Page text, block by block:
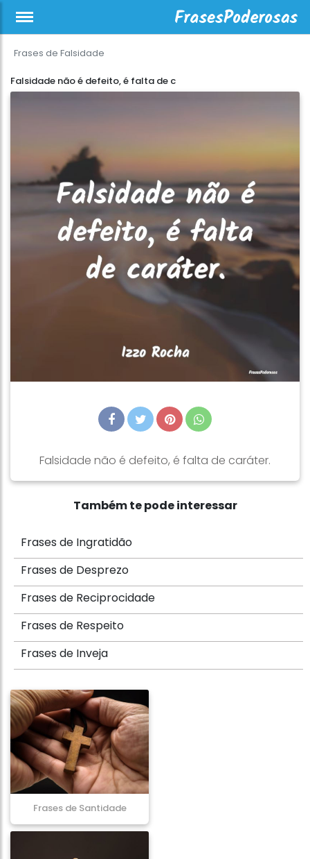
Frases de Falsidade
Falsidade não é defeito, é falta de c
Falsidade não é defeito, é falta de caráter.
Também te pode interessar
Frases de Ingratidão
Frases de Desprezo
Frases de Reciprocidade
Frases de Respeito
Frases de Inveja
Frases de Santidade